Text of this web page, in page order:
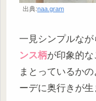
出典:naa.gram
一見シンプルなが
ンス柄が印象的
まとっているか
ーデに奥行きが生